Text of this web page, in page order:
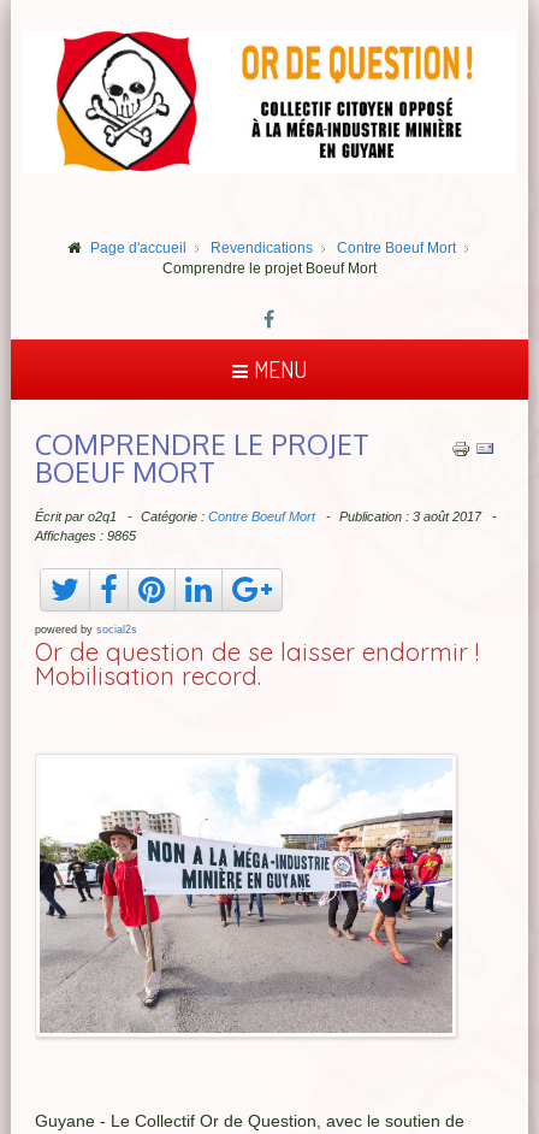
Page d'accueil Revendications
Contre Boeuf Mort
Comprendre le projet Boeuf Mort
MENU
COMPRENDRE LE PROJET
BOEUF MORT
Écrit par o2q1 Catégorie : Contre Boeuf Mort
Publication : 3 août 2017
Affichages : 9865
powered by social2s
Or de question de se laisser endormir !
Mobilisation record.
Guyane - Le Collectif Or de Question, avec le soutien de